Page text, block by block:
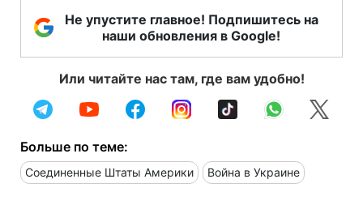
Не упустите главное! Подпишитесь на
наши обновления в Google!
Или читайте нас там, где вам удобно!
Больше по теме:
Соединенные Штаты Америки Война в Украине